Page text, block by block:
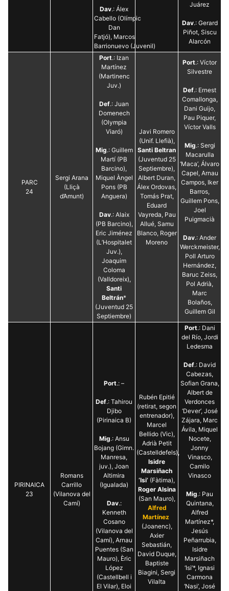
Dav.: Álex
Cabello (Olímpic
Dan
Fatjó), Marcos
Barrionuevo (Juvenil)
Juárez
Dav.: Gerard
Piñot, Siscu
Alarcón
PARC
24
Sergi Arana
(Lliçà
d’Amunt)
Port.: Izan
Martínez
(Martinenc
Juv.)
Def.: Juan
Domenech
(Olympia
Viaró)
Mig.: Guillem
Martí (PB
Barcino),
Miquel Àngel
Pons (PB
Anguera)
Dav.: Alaix
(PB Barcino),
Eric Jiménez
(L’Hospitalet
Juv.),
Joaquim
Coloma
(Valldoreix),
Santi
Beltrán*
(Juventud 25
Septiembre)
Javi Romero
(Unif. Llefià),
Santi Beltran
(Juventud 25
Septiembre),
Albert Duran,
Álex Ordovas,
Tomás Prat,
Eduard
Vayreda, Pau
Allué, Samu
Blanco, Roger
Moreno
Port.: Víctor
Silvestre
Def.: Ernest
Comallonga,
Dani Guijo,
Pau Piquer,
Víctor Valls
Mig.: Sergi
Macarulla
‘Maca’, Álvaro
Capel, Arnau
Campos, Iker
Barros,
Guillem Pons,
Joel
Puigmacià
Dav.: Ander
Werckmeister,
Poll Arturo
Hernández,
Baruc Zeiss,
Pol Adrià,
Marc
Bolaños,
Guillem Gil
PIRINAICA
23
Romans
Carrillo
(Vilanova del
Camí)
Port.: –
Def.: Tahirou
Djibo
(Pirinaica B)
Mig.: Ansu
Bojang (Gimn.
Manresa,
juv.), Joan
Altimira
(Igualada)
Dav.:
Kenneth
Cosano
(Vilanova del
Camí), Arnau
Puentes (San
Mauro), Èric
López
(Castellbell i
El Vilar), Eloi
Rubén Epitié
(retirat, segon
entrenador),
Marcel
Bellido (Vic),
Adrià Petit
(Castelldefels),
Isidre
Marsiñach
‘Isi’ (Fàtima),
Roger Alsina
(San Mauro),
Alfred
Martínez
(Joanenc),
Axier
Sebastián,
David Duque,
Baptiste
Biagini, Sergi
Vilalta
Port.: Dani
del Río, Jordi
Ledesma
Def.: David
Cabezas,
Sofian Grana,
Albert de
Verdonces
‘Dever’, José
Zájara, Marc
Ávila, Miquel
Nocete,
Jonny
Vinasco,
Camilo
Vinasco
Mig.: Pau
Quintana,
Alfred
Martínez*,
Jesús
Peñarrubia,
Isidre
Marsiñach
‘Isi’*, Ignasi
Carmona
‘Nasi’, José